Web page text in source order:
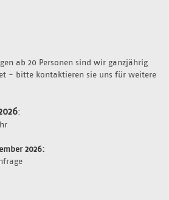
ab 20 Personen sind wir ganzjährig
- bitte kontaktieren sie uns für weitere
:
2026: